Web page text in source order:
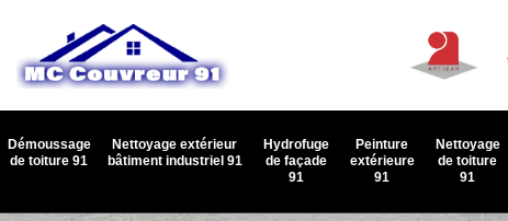
Démoussage
de toiture 91
Nettoyage extérieur
bâtiment industriel 91
Hydrofuge
de façade
91
Peinture
extérieure
91
Nettoyage
de toiture
91